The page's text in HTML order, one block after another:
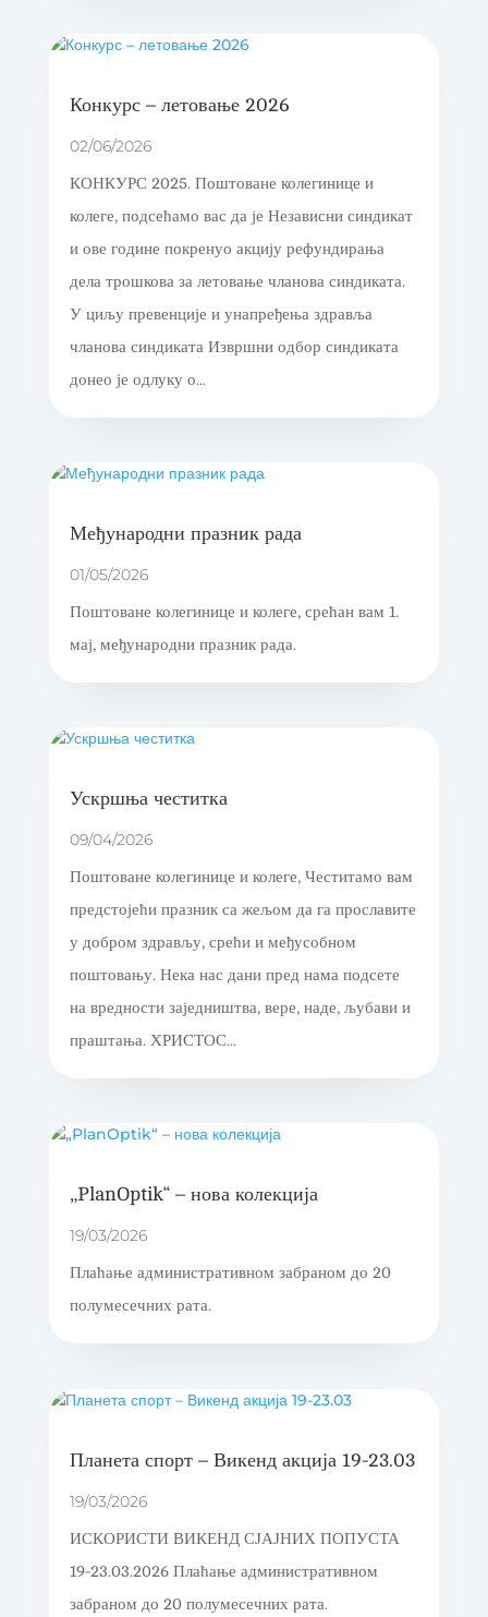
Конкурс – летовање 2026
02/06/2026
КОНКУРС 2025. Поштоване колегинице и
колеге, подсећамо вас да је Независни синдикат
и ове године покренуо акцију рефундирања
дела трошкова за летовање чланова синдиката.
У циљу превенције и унапређења здравља
чланова синдиката Извршни одбор синдиката
донео је одлуку о...
Међународни празник рада
01/05/2026
Поштоване колегинице и колеге, срећан вам 1.
мај, међународни празник рада.
Ускршња честитка
09/04/2026
Поштоване колегинице и колеге, Честитамо вам
предстојећи празник са жељом да га прославите
у добром здрављу, срећи и међусобном
поштовању. Нека нас дани пред нама подсете
на вредности заједништва, вере, наде, љубави и
праштања. ХРИСТОС...
„PlanOptik“ – нова колекција
19/03/2026
Плаћање административном забраном до 20
полумесечних рата.
Планета спорт – Викенд акција 19-23.03
19/03/2026
ИСКОРИСТИ ВИКЕНД СЈАЈНИХ ПОПУСТА
19-23.03.2026 Плаћање административном
забраном до 20 полумесечних рата.